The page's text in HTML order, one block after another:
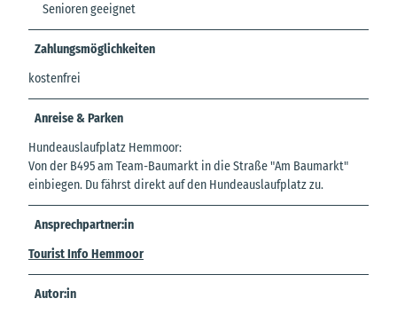
Senioren geeignet
Zahlungsmöglichkeiten
kostenfrei
Anreise & Parken
Hundeauslaufplatz Hemmoor:
Von der B495 am Team-Baumarkt in die Straße "Am Baumarkt"
einbiegen. Du fährst direkt auf den Hundeauslaufplatz zu.
Ansprechpartner:in
Tourist Info Hemmoor
Autor:in